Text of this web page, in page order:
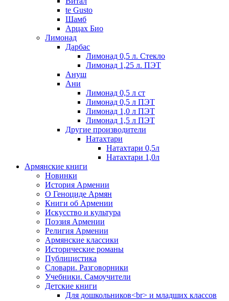
te Gusto
Шамб
Арцах Био
Лимонад
Дарбас
Лимонад 0,5 л. Стекло
Лимонад 1,25 л. ПЭТ
Ануш
Ани
Лимонад 0,5 л ст
Лимонад 0,5 л ПЭТ
Лимонад 1,0 л ПЭТ
Лимонад 1,5 л ПЭТ
Другие производители
Натахтари
Натахтари 0,5л
Натахтари 1,0л
Армянские книги
Новинки
История Армении
О Геноциде Армян
Книги об Армении
Иcкусство и культура
Поэзия Армении
Религия Армении
Армянские классики
Исторические романы
Публицистика
Словари. Разговорники
Учебники. Самоучители
Детские книги
Для дошкольников<br> и младших классов